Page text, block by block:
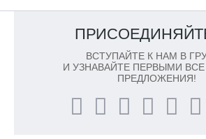
ВСТУПАЙТЕ К НАМ В
И УЗНАВАЙТЕ ПЕРВЫМИ
ПРЕДЛОЖЕНИЯ!